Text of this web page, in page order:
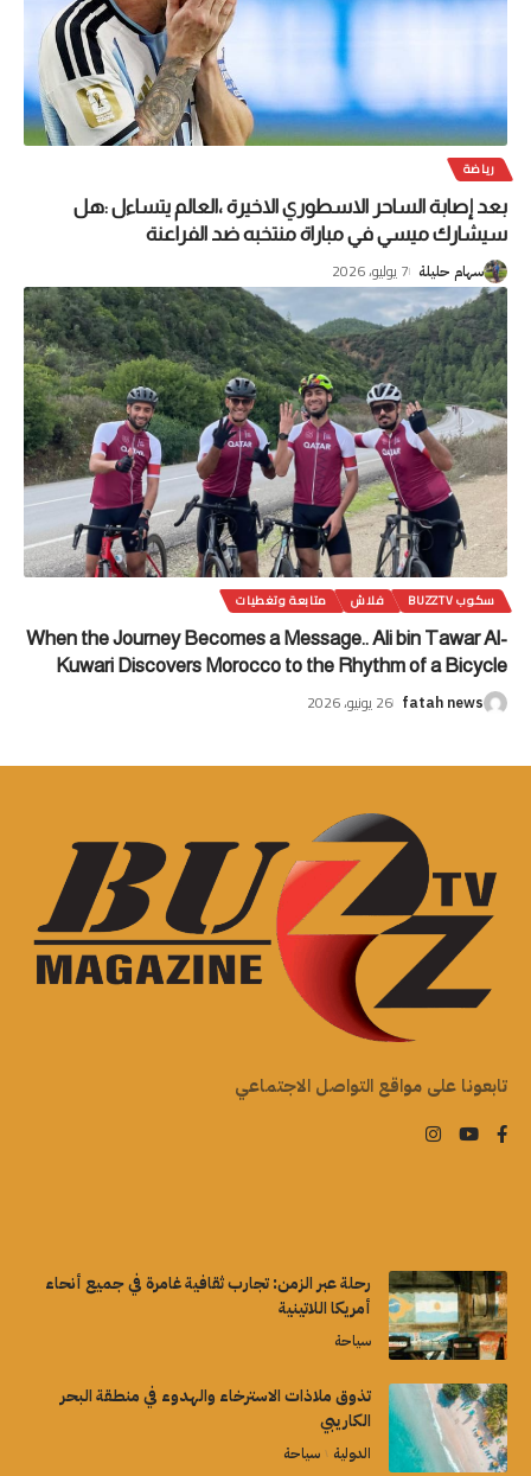
رياضة
بعد إصابة الساحر الاسطوري الاخيرة ،العالم يتساءل :هل
سيشارك ميسي في مباراة منتخبه ضد الفراعنة
سهام حليلة 7 يوليو، 2026
سكوب BUZZTV فلاش
متابعة وتغطيات
When the Journey Becomes a Message.. Ali bin Tawar Al-
Kuwari Discovers Morocco to the Rhythm of a Bicycle
fatah news 26 يونيو، 2026
تابعونا على مواقع التواصل الاجتماعي
رحلة عبر الزمن: تجارب ثقافية غامرة في جميع أنحاء
أمريكا اللاتينية
سياحة
تذوق ملاذات الاسترخاء والهدوء في منطقة البحر
الكاريبي
الدولية سياحة